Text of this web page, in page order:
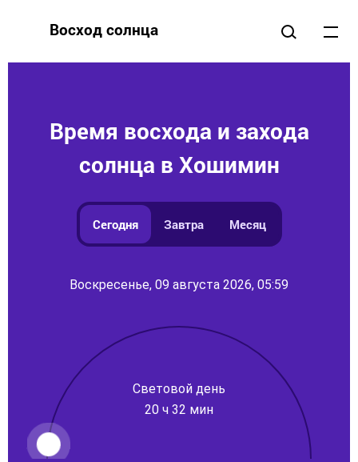
Восход солнца
Время восхода и захода
солнца в Хошимин
Сегодня Завтра Месяц
Воскресенье, 09 августа 2026, 05:59
Световой день
20 ч 32 мин